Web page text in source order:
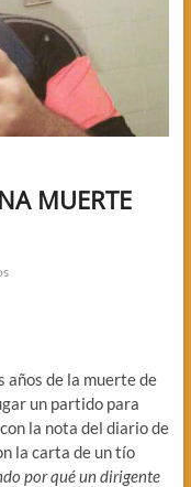
MUERTE
años de la muerte de
un partido para
la nota del diario de
la carta de un tío
por qué un dirigente